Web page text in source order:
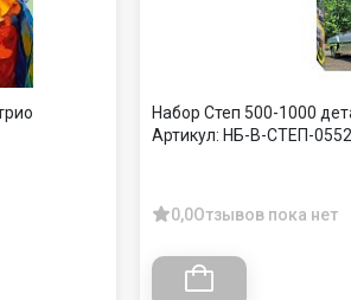
Набор Степ 500-1000
Артикул: НБ-В-СТЕП-0552
0,0Отзывов пока нет